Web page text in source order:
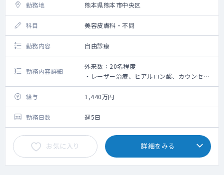
勤務地 熊本県熊本市中央区
科目 美容皮膚科・不問
勤務内容 自由診療
勤務内容詳細
外来数：20名程度
・レーザー治療、ヒアルロン酸、カウンセリ
ング等の勤務です。
・未経験相談可能（研修あり）
・完全予約制
給与 1,440万円
勤務日数 週5日
お気に入り 詳細をみる